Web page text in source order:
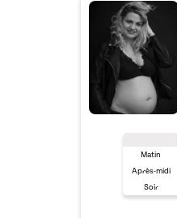
Matin
Après-midi
Soir